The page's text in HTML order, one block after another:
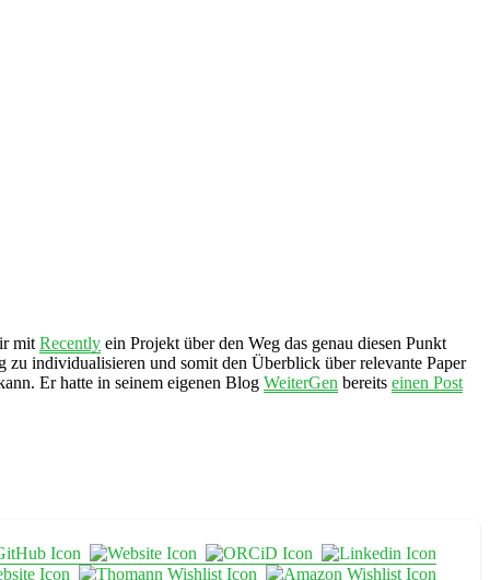
mit Recently ein Projekt über den Weg das genau diesen Punkt
individualisieren und somit den Überblick über relevante Paper
Er hatte in seinem eigenen Blog WeiterGen bereits einen Post